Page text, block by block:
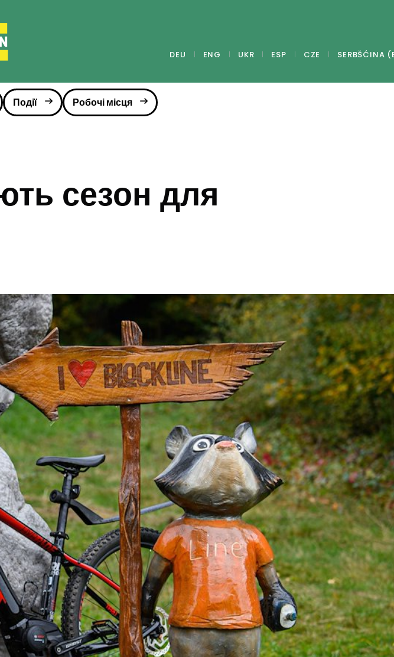
DEU ENG UKR ESP CZE SERBŠĆINA
Події Робочі місця
сезон для